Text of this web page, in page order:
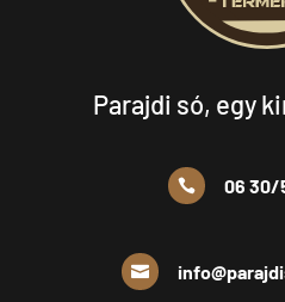
Parajdi só, egy
 06 30/
